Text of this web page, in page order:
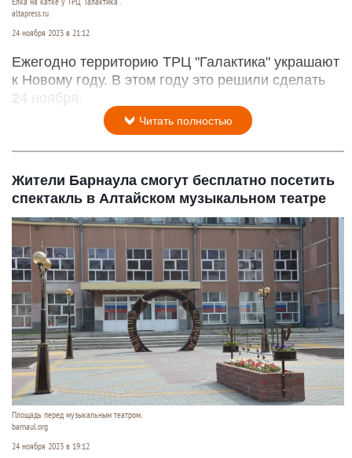
altapress.ru
24 ноября 2023 в 21:12
Ежегодно территорию ТРЦ "Галактика" украшают
к Новому году. В этом году это решили сделать
24 ноября.
Читать полностью
Жители Барнаула смогут бесплатно посетить
спектакль в Алтайском музыкальном театре
Площадь перед музыкальным театром.
barnaul.org
24 ноября 2023 в 19:12